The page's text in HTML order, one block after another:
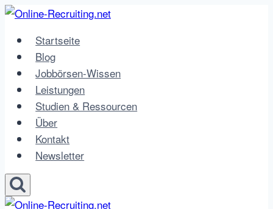
Zum
springenStartseite
Blog
Jobbörsen-Wissen
Leistungen
Studien & Ressourcen
Über
Kontakt
Newsletter